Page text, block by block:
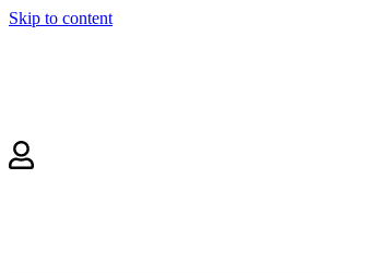
Skip to content